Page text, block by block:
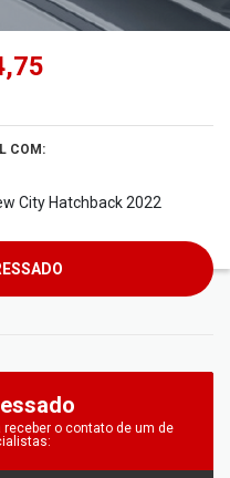
COM:
City Hatchback 2022
receber o contato de um de